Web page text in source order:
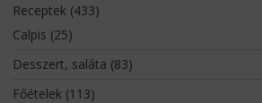
Receptek(433)
Calpis (25)
Desszert, saláta (83)
Főételek(113)